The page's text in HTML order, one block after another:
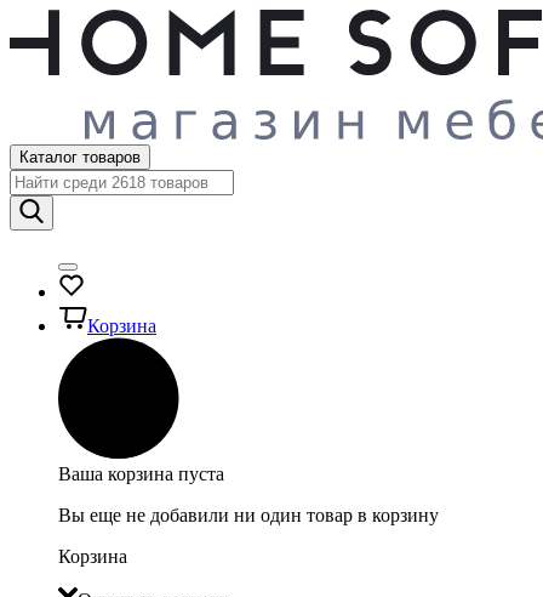
Каталог товаров
Корзина
Ваша корзина пуста
Вы еще не добавили ни один товар в корзину
Корзина